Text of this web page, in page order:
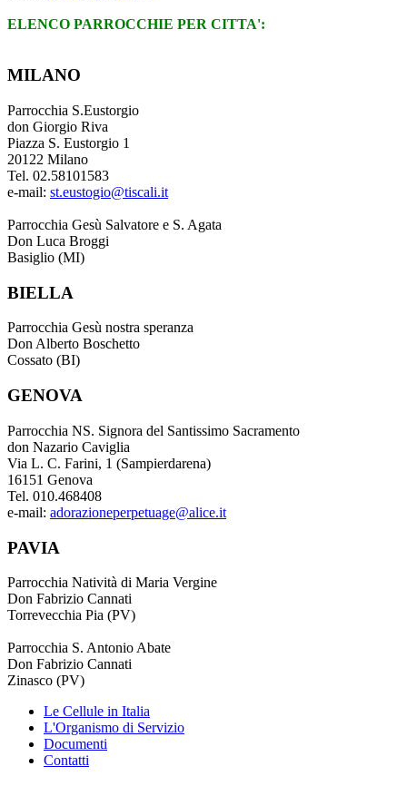
ELENCO PARROCCHIE PER CITTA':
MILANO
Parrocchia S.Eustorgio
don Giorgio Riva
Piazza S. Eustorgio 1
20122 Milano
Tel. 02.58101583
e-mail: st.eustogio@tiscali.it
Parrocchia Gesù Salvatore e S. Agata
Don Luca Broggi
Basiglio (MI)
BIELLA
Parrocchia Gesù nostra speranza
Don Alberto Boschetto
Cossato (BI)
GENOVA
Parrocchia NS. Signora del Santissimo Sacramento
don Nazario Caviglia
Via L. C. Farini, 1 (Sampierdarena)
16151 Genova
Tel. 010.468408
e-mail: adorazioneperpetuage@alice.it
PAVIA
Parrocchia Natività di Maria Vergine
Don Fabrizio Cannati
Torrevecchia Pia (PV)
Parrocchia S. Antonio Abate
Don Fabrizio Cannati
Zinasco (PV)
Le Cellule in Italia
L'Organismo di Servizio
Documenti
Contatti